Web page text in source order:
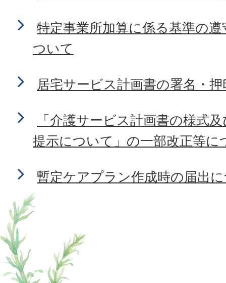
特定事業所加算に係る基準の
ついて
居宅サービス計画書の署名・
「介護サービス計画書の様式
提示について」の一部改正等に
暫定ケアプラン作成時の届出